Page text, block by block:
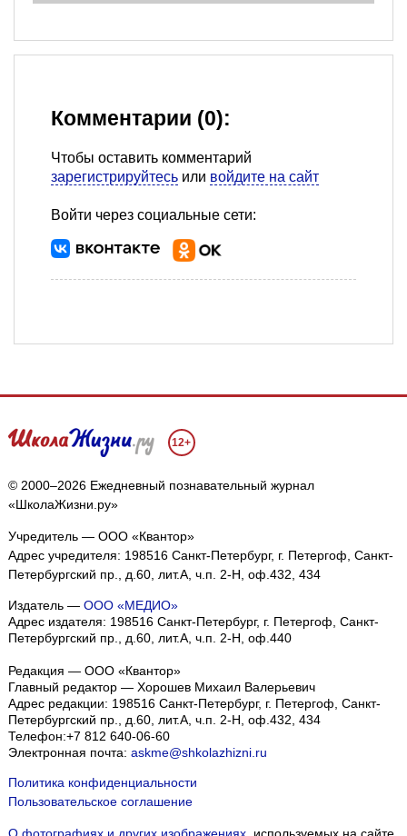
Комментарии (0):
Чтобы оставить комментарий
зарегистрируйтесь или войдите на сайт
Войти через социальные сети:
12+
© 2000–2026 Ежедневный познавательный журнал
«ШколаЖизни.ру»
Учредитель — ООО «Квантор»
Адрес учредителя: 198516 Санкт-Петербург, г. Петергоф, Санкт-
Петербургский пр., д.60, лит.А, ч.п. 2-Н, оф.432, 434
Издатель — ООО «МЕДИО»
Адрес издателя: 198516 Санкт-Петербург, г. Петергоф, Санкт-
Петербургский пр., д.60, лит.А, ч.п. 2-Н, оф.440
Редакция — ООО «Квантор»
Главный редактор — Хорошев Михаил Валерьевич
Адрес редакции: 198516 Санкт-Петербург, г. Петергоф Санкт-
Петербургский пр., д.60, лит.А, ч.п. 2-Н, оф.432, 434
Телефон:+7 812 640-06-60
Электронная почта: askme@shkolazhizni.ru
Политика конфиденциальности
Пользовательское соглашение